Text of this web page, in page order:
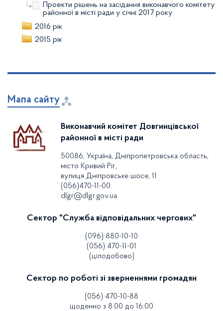
Проекти рішень на засідання виконавчого комітету
районної в місті ради у січні 2017 року
2016 рік
2015 рік
Мапа сайту
Виконавчий комітет Довгинцівської
районної в місті ради
50086, Україна, Дніпропетровська область,
місто Кривий Ріг,
вулиця Дніпровське шосе, 11
(056)470-11-00
dlgr@dlgr.gov.ua
Сектор "Служба відповідальних чергових"
(096) 880-10-10
(056) 470-11-01
(цілодобово)
Сектор по роботі зі зверненнями громадян
(056) 470-10-88
щоденно з 8:00 до 16:00